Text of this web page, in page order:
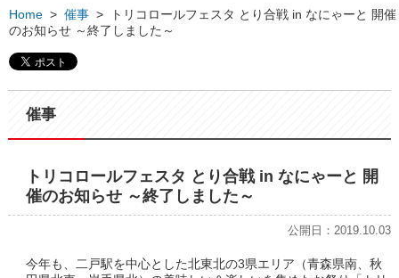
Home > 催事 >
トリコロールフェスタ とり合戦 in なにゃーと 開催
のお知らせ ～終了しました～
催事
トリコロールフェスタ とり合戦 in なにゃーと 開
催のお知らせ ～終了しました～
公開日：2019.10.03
今年も、二戸駅を中心とした北東北の3県エリア（青森県南、秋